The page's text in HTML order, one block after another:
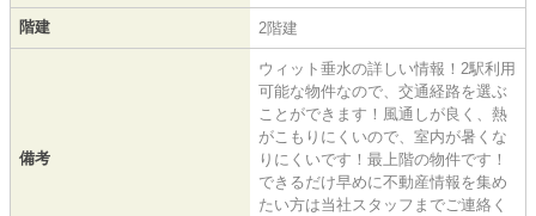
階建 2階建
備考
ウィット垂水の詳しい情報！2駅利用
可能な物件なので、交通経路を選ぶ
ことができます！風通しが良く、熱
がこもりにくいので、室内が暑くな
りにくいです！最上階の物件です！
できるだけ早めに不動産情報を集め
たい方は当社スタッフまでご連絡く